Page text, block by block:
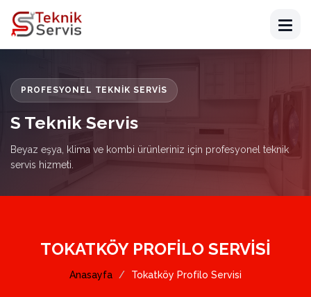
PROFESYONEL TEKNIK SERVIS
S Teknik Servis
Beyaz eşya, klima ve kombi ürünleriniz için profesyonel teknik
servis hizmeti.
TOKATKÖY PROFILO SERVISI
Anasayfa Tokatköy Profilo Servisi